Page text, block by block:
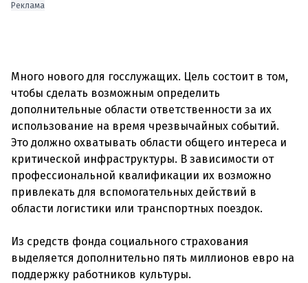
Реклама
Много нового для госслужащих. Цель состоит в том,
чтобы сделать возможным определить
дополнительные области ответственности за их
использование на время чрезвычайных событий.
Это должно охватывать области общего интереса и
критической инфраструктуры. В зависимости от
профессиональной квалификации их возможно
привлекать для вспомогательных действий в
области логистики или транспортных поездок.
Из средств фонда социального страхования
выделяется дополнительно пять миллионов евро на